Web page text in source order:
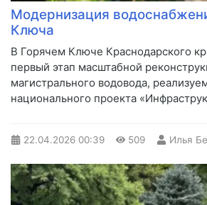
Модернизация
Ключа
В Горячем Ключе Краснодарского
первый этап масштабной
магистрального водовода,
национального проекта
22.04.2026 00:39 509 Илья